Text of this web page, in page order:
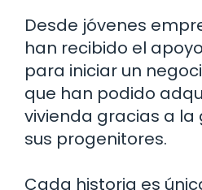
Desde jóvenes
han recibido el
para iniciar un
que han podido
vivienda gracias a
sus progenitores.
Cada historia es